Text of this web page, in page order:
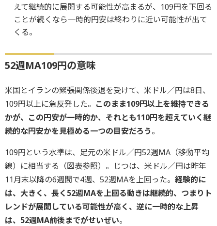
えて継続的に展開する可能性が高まるが、109円を下回る
ことが続くなら一時的円安は終わりに近い可能性が出て
くる。
52週MA109円の意味
米国とイランの緊張関係後退を受けて、米ドル／円は8日、
109円以上に急反発した。 このまま109円以上を維持できる
かが、この円安が一時的か、それとも110円を超えていく継
続的な円安かを見極める一つの目安だろう。
109円という水準は、足元の米ドル／円52週MA（移動平均
線）に相当する（図表参照）。じつは、米ドル／円は昨年
11月末以降の6週間で4週、52週MAを上回った。 経験的に
は、大きく、長く52週MAを上回る動きは継続的、つまりト
レンドが展開している可能性が高く、逆に一時的な上昇
は、52週MA前後までがせいぜい。